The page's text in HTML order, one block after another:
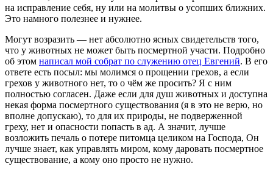
на исправление себя, ну или на молитвы о усопших ближних.
Это намного полезнее и нужнее.
Могут возразить — нет абсолютно ясных свидетельств того,
что у животных не может быть посмертной участи. Подробно
об этом написал мой собрат по служению отец Евгений. В его
ответе есть посыл: мы молимся о прощении грехов, а если
грехов у животного нет, то о чём же просить? Я с ним
полностью согласен. Даже если для душ животных и доступна
некая форма посмертного существования (я в это не верю, но
вполне допускаю), то для их природы, не подверженной
греху, нет и опасности попасть в ад. А значит, лучше
возложить печаль о потере питомца целиком на Господа, Он
лучше знает, как управлять миром, кому даровать посмертное
существование, а кому оно просто не нужно.